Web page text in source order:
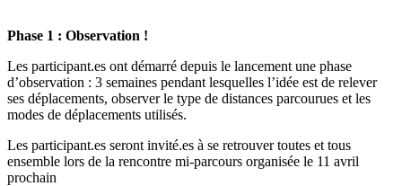
Phase 1 : Observation !
Les participant.es ont démarré depuis le lancement une phase
d’observation : 3 semaines pendant lesquelles l’idée est de relever
ses déplacements, observer le type de distances parcourues et les
modes de déplacements utilisés.
Les participant.es seront invité.es à se retrouver toutes et tous
ensemble lors de la rencontre mi-parcours organisée le 11 avril
prochain